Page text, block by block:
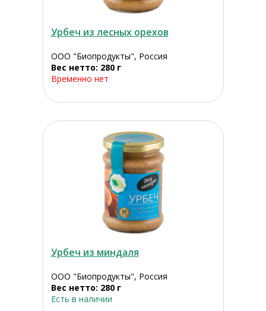
Урбеч из лесных орехов
ООО "Биопродукты", Россия
Вес нетто: 280 г
Временно нет
Урбеч из миндаля
ООО "Биопродукты", Россия
Вес нетто: 280 г
Есть в наличии